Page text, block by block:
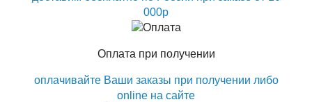
000р
Оплата при получении
оплачивайте Ваши заказы при получении либо
online на сайте